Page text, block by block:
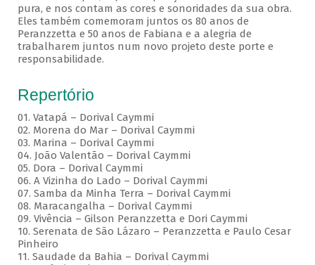
pura, e nos contam as cores e sonoridades da sua obra.
Eles também comemoram juntos os 80 anos de
Peranzzetta e 50 anos de Fabiana e a alegria de
trabalharem juntos num novo projeto deste porte e
responsabilidade.
Repertório
01. Vatapá – Dorival Caymmi
02. Morena do Mar – Dorival Caymmi
03. Marina – Dorival Caymmi
04. João Valentão – Dorival Caymmi
05. Dora – Dorival Caymmi
06. A Vizinha do Lado – Dorival Caymmi
07. Samba da Minha Terra – Dorival Caymmi
08. Maracangalha – Dorival Caymmi
09. Vivência – Gilson Peranzzetta e Dori Caymmi
10. Serenata de São Lázaro – Peranzzetta e Paulo Cesar
Pinheiro
11. Saudade da Bahia – Dorival Caymmi